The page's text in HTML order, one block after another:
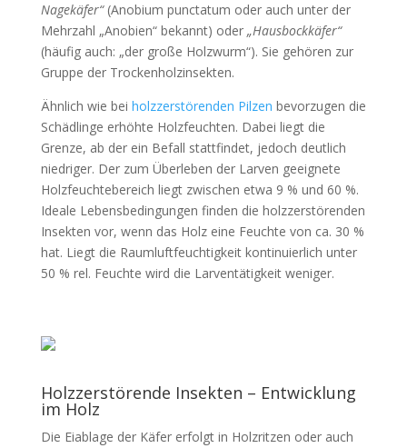
Nagekäfer“(Anobium punctatum oder auch unter der
Mehrzahl „Anobien“ bekannt) oder „Hausbockkäfer“
(häufig auch: „der große Holzwurm“). Sie gehören zur
Gruppe der Trockenholzinsekten.
Ähnlich wie bei holzzerstörenden Pilzen bevorzugen die
Schädlinge erhöhte Holzfeuchten. Dabei liegt die
Grenze, ab der ein Befall stattfindet, jedoch deutlich
niedriger. Der zum Überleben der Larven geeignete
Holzfeuchtebereich liegt zwischen etwa 9 % und 60 %.
Ideale Lebensbedingungen finden die holzzerstörenden
Insekten vor, wenn das Holz eine Feuchte von ca. 30 %
hat. Liegt die Raumluftfeuchtigkeit kontinuierlich unter
50 % rel. Feuchte wird die Larventätigkeit weniger.
Holzzerstörende Insekten – Entwicklung
im Holz
Die Eiablage der Käfer erfolgt in Holzritzen oder auch